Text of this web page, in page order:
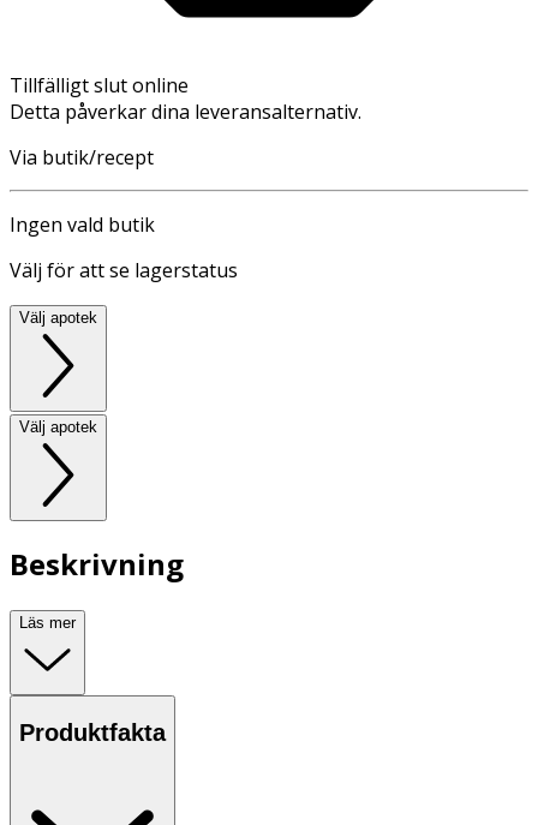
Tillfälligt slut online
Detta påverkar dina leveransalternativ.
Via butik/recept
Ingen vald butik
Välj för att se lagerstatus
Välj apotek
Välj apotek
Beskrivning
Läs mer
Produktfakta